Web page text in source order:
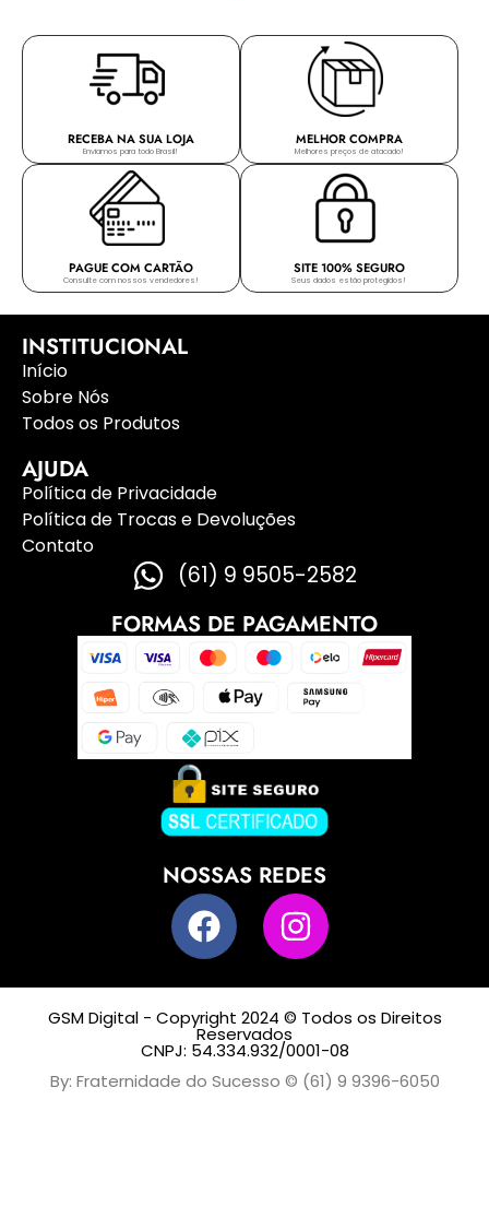
RECEBA NA SUA LOJA
Enviamos para todo Brasil!
MELHOR COMPRA
Melhores preços de atacado!
PAGUE COM CARTÃO
Consulte com nossos vendedores!
SITE 100% SEGURO
Seus dados estão protegidos!
INSTITUCIONAL
Início
Sobre Nós
Todos os Produtos
AJUDA
Política de Privacidade
Política de Trocas e Devoluções
Contato
(61) 9 9505-2582
FORMAS DE PAGAMENTO
NOSSAS REDES
GSM Digital - Copyright 2024 © Todos os Direitos
Reservados
CNPJ: 54.334.932/0001-08
By: Fraternidade do Sucesso © (61) 9 9396-6050